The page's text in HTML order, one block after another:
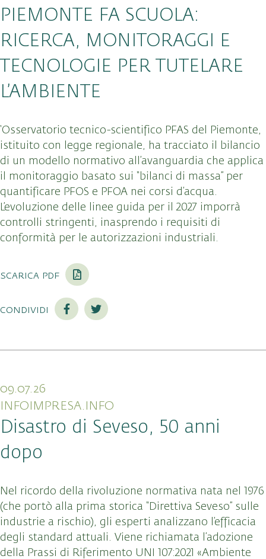
PIEMONTE FA SCUOLA:
RICERCA, MONITORAGGI E
TECNOLOGIE PER TUTELARE
L’AMBIENTE
‘Osservatorio tecnico-scientifico PFAS del Piemonte,
istituito con legge regionale, ha tracciato il bilancio
di un modello normativo all’avanguardia che applica
il monitoraggio basato sui “bilanci di massa” per
quantificare PFOS e PFOA nei corsi d’acqua.
L’evoluzione delle linee guida per il 2027 imporrà
controlli stringenti, inasprendo i requisiti di
conformità per le autorizzazioni industriali .
scarica pdf
condividi
09.07.26
INFOIMPRESA.INFO
Disastro di Seveso, 50 anni
dopo
Nel ricordo della rivoluzione normativa nata nel 1976
(che portò alla prima storica “Direttiva Seveso” sulle
industrie a rischio), gli esperti analizzano l’efficacia
degli standard attuali. Viene richiamata l’adozione
della Prassi di Riferimento UNI 107:2021 «Ambiente